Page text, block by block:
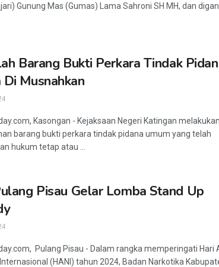
Gunung Mas (Gumas) Lama Sahroni SH MH, dan
Barang Bukti Perkara Tindak
Musnahkan
Kasongan - Kejaksaan Negeri Katingan melakukan
barang bukti perkara tindak pidana umum yang telah
hukum tetap atau ...
Pisau Gelar Lomba Stand Up
Pulang Pisau - Dalam rangka memperingati Hari
(HANI) tahun 2024, Badan Narkotika